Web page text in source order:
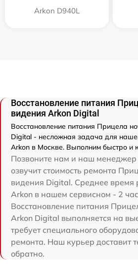
Arkon D940L
Восстановление питания
видения Arkon Digital
Восстановление питания Прицела
Digital - несложная задача для
Arkon в Москве. Выполним быстро и
Позвоните нам и наш менеджер
озвучит стоимость ремонта
видения Digital. Среднее время
Arkon в нашем сервисном - 2
Восстановление питания
Arkon Digital выполняется на
требует специального
ремонта. Наш курьер доставит
обратно.